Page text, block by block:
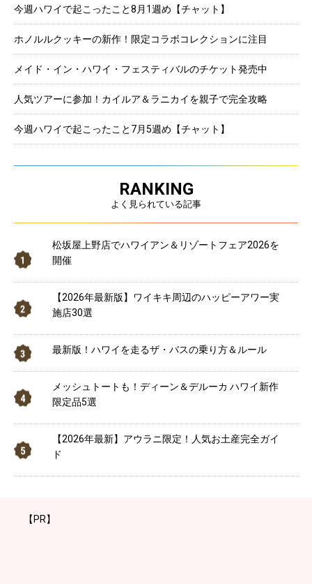
今週ハワイで起こったこと8月1週め【チャット】
ホノルルクッキーの新作！限定コラボコレクションに注目
メイド・イン・ハワイ・フェスティバルのチケット発売中
人気ツアーに参加！カイルア＆ラニカイを親子で完全攻略
今週ハワイで起こったこと7月5週め【チャット】
RANKING
よく見られている記事
松坂屋上野店でハワイアン＆リゾートフェア2026を
開催
【2026年最新版】ワイキキ周辺のハッピーアワー実
施店30選
最新版！ハワイを走るザ・バスの乗り方＆ルール
メッシュトートも！ディーン＆デルーカ ハワイ新作
限定品5選
【2026年最新】アウラニ限定！人気お土産完全ガイ
ド
【PR】